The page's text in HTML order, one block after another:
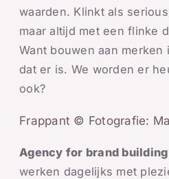
waarden. Klinkt als
maar altijd met een flinke
Want bouwen aan
dat er is. We worden er
ook?
Frappant © Fotografie:
Agency for brand
werken dagelijks met